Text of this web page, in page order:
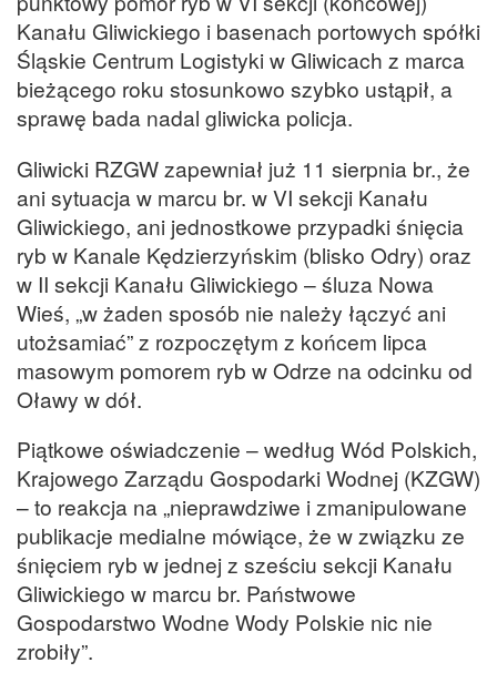
Kanału Gliwickiego i basenach portowych spółki
Śląskie Centrum Logistyki w Gliwicach z marca
bieżącego roku stosunkowo szybko ustąpił, a
sprawę bada nadal gliwicka policja.
Gliwicki RZGW zapewniał już 11 sierpnia br., że
ani sytuacja w marcu br. w VI sekcji Kanału
Gliwickiego, ani jednostkowe przypadki śnięcia
ryb w Kanale Kędzierzyńskim (blisko Odry) oraz
w II sekcji Kanału Gliwickiego – śluza Nowa
Wieś, „w żaden sposób nie należy łączyć ani
utożsamiać” z rozpoczętym z końcem lipca
masowym pomorem ryb w Odrze na odcinku od
Oławy w dół.
Piątkowe oświadczenie – według Wód Polskich,
Krajowego Zarządu Gospodarki Wodnej (KZGW)
– to reakcja na „nieprawdziwe i zmanipulowane
publikacje medialne mówiące, że w związku ze
śnięciem ryb w jednej z sześciu sekcji Kanału
Gliwickiego w marcu br. Państwowe
Gospodarstwo Wodne Wody Polskie nic nie
zrobiły”.